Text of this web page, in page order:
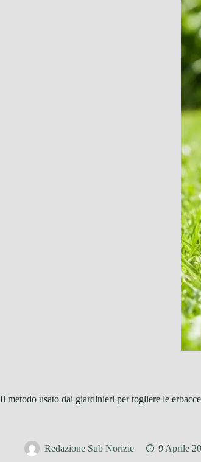
Il metodo usato dai giardinieri per togliere le
Redazione Sub Norizie 9 Aprile